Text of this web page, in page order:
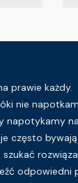
prawie każdy.
nie
napotykamy
często bywają
szukać
odpowiedni